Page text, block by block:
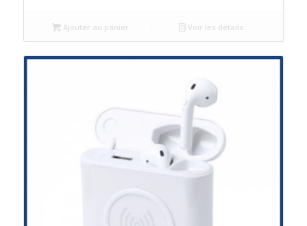
Ajouter au panier Voir les détails